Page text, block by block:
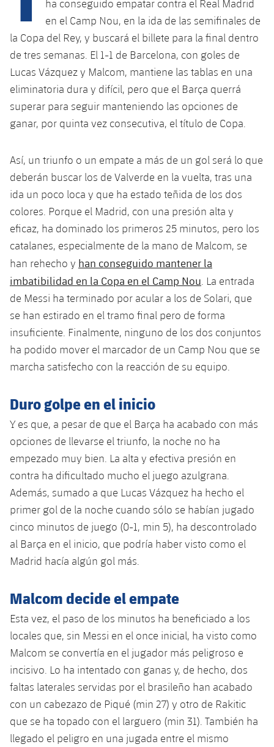
plusicon
más
Instalaciones
Spotify Camp Nou
Estadi Johan Cruyff
Barça Cafe
La Masia
plusicon
más
Servicios
Servicios Médicos
Accesibilidad
plusicon
más
Acreditaciones
Instalaciones
SUB13
SUB12
SUB11 A
SUB11 B
SUB10 B
SUB9 A
SUB8 A
SUB8 B
SUB13 B
SUB12 C
SUB11 C
Entradas
Gameday Shows
Resultados
Clasificación
Jugadores
Fotos
Historia
Palmarés
Base
Barça Atlètic
Junior
Cadete A
Cadete B
Infantil A
Infantil B
Mini
Campus Verano
PLUSICON
Primer Equipo
plusicon
más
Actualidad
Calendario
Entradas
Resultados
Clasificaciones
Jugadores
Fotos
Historia
Palmarés
Barça Atlètic
plusicon
más
Calendario
Resultados
Clasificaciones
Jugadores
Fotos
Actualidad
Juvenil
Cadete A
Cadete B
Infantil A
Infantil B
PLUSICON
MÁS
Primer equipo
plusicon
más
Actualidad
Calendario
Entradas
Resultados
Fotos
Historia
plusicon
más
Actualidad
Calendario
Resultados
Jugadores
plusicon
más
Actualidad
Juvenil
Cadete
Infantil
Alevín
Campus Verano
PLUSICON
MÁS
Primer equipo
plusicon
más
Actualidad
Calendario
Entradas
Resultados
Clasificaciones
Jugadores
Historia
Barça Atlètic
plusicon
más
Actualidad
Calendario
Resultados
Jugadores
Clasificaciones
Base
plusicon
más
Actualidad
Barça C
Junior
Juvenil
Infantil
Alevín
Campus Verano
PLUSICON
MÁS
Información general
plusicon
Noticias
Atletismo
Actualidad
Masculino
Agenda
Baloncesto en silla de ruedas
plusicon
más
Actualidad
Jugadores
Resultados
Hockey sobre hielo
plusicon
más
Actualidad
Jugadores
Calendario
Hockey hierba
plusicon
más
Noticias
Hockey Hierba Masculino
Patinaje artístico
plusicon
más
Actualidad
Escuela de Patinaje
ha conseguido empatar contra el Real Madrid
en el Camp Nou, en la ida de las semifinales de
la Copa del Rey, y buscará el billete para la final dentro
de tres semanas. El 1-1 de Barcelona, ​​con goles de
Lucas Vázquez y Malcom, mantiene las tablas en una
eliminatoria dura y difícil, pero que el Barça querrá
superar para seguir manteniendo las opciones de
ganar, por quinta vez consecutiva, el título de Copa.
Así, un triunfo o un empate a más de un gol será lo que
deberán buscar los de Valverde en la vuelta, tras una
ida un poco loca y que ha estado teñida de los dos
colores. Porque el Madrid, con una presión alta y
eficaz, ha dominado los primeros 25 minutos, pero los
catalanes, especialmente de la mano de Malcom, se
han rehecho y han conseguido mantener la
imbatibilidad en la Copa en el Camp Nou . La entrada
de Messi ha terminado por acular a los de Solari, que
se han estirado en el tramo final pero de forma
insuficiente. Finalmente, ninguno de los dos conjuntos
ha podido mover el marcador de un Camp Nou que se
marcha satisfecho con la reacción de su equipo.
Duro golpe en el inicio
Y es que, a pesar de que el Barça ha acabado con más
opciones de llevarse el triunfo, la noche no ha
empezado muy bien. La alta y efectiva presión en
contra ha dificultado mucho el juego azulgrana.
Además, sumado a que Lucas Vázquez ha hecho el
primer gol de la noche cuando sólo se habían jugado
cinco minutos de juego (0-1, min 5), ha descontrolado
al Barça en el inicio, que podría haber visto como el
Madrid hacía algún gol más.
Malcom decide el empate
Esta vez, el paso de los minutos ha beneficiado a los
locales que, sin Messi en el once inicial, ha visto como
Malcom se convertía en el jugador más peligroso e
incisivo. Lo ha intentado con ganas y, de hecho, dos
faltas laterales servidas por el brasileño han acabado
con un cabezazo de Piqué (min 27) y otro de Rakitic
que se ha topado con el larguero (min 31). También ha
llegado el peligro en una jugada entre el mismo